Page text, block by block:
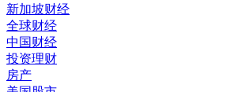
新加坡财经
全球财经
中国财经
投资理财
房产